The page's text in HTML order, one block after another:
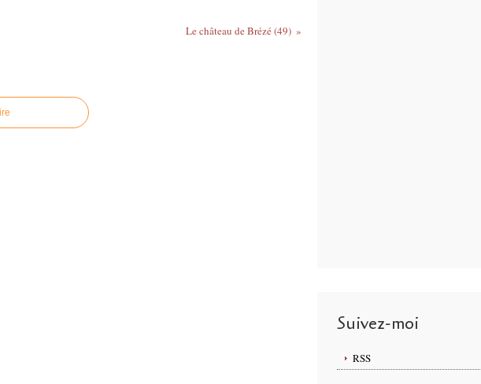
Le château de Brézé (49)
Suivez-moi
RSS